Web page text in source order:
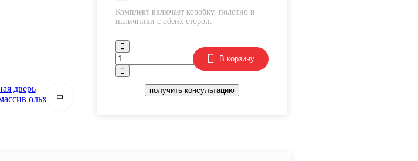
Комплект включает коробку, полотно и
наличники с обеих сторон.
В корзину
получить консультацию